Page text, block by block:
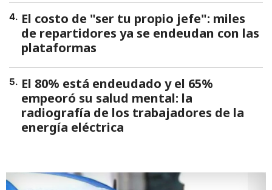
4. El costo de "ser tu propio jefe": miles
de repartidores ya se endeudan con las
plataformas
5. El 80% está endeudado y el 65%
empeoró su salud mental: la
radiografía de los trabajadores de la
energía eléctrica